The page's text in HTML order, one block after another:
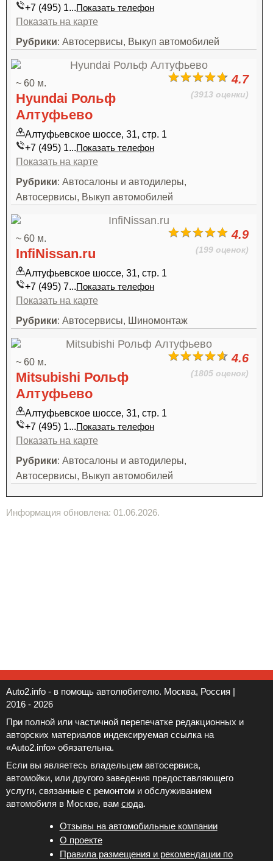
+7 (495) 1...Показать телефон
Показать на карте
Рубрики: Автосервисы, Выкуп автомобилей
4.7
(3913 оценки)
~ 60 м.
Hyundai Рольф
Алтуфьево
Алтуфьевское шоссе, 31, стр. 1
+7 (495) 1...Показать телефон
Показать на карте
Рубрики: Автосалоны и автодилеры,
Автосервисы, Выкуп автомобилей
4.9
(199 оценок)
~ 60 м.
InfiNissan.ru
Алтуфьевское шоссе, 31, стр. 1
+7 (495) 7...Показать телефон
Показать на карте
Рубрики: Автосервисы, Шиномонтаж
4.6
(1805 оценок)
~ 60 м.
Mitsubishi Рольф
Алтуфьево
Алтуфьевское шоссе, 31, стр. 1
+7 (495) 1...Показать телефон
Показать на карте
Рубрики: Автосалоны и автодилеры,
Автосервисы, Выкуп автомобилей
Информация обновлена: 01.06.2026.
Auto2.info - в помощь автолюбителю. Москва, Россия |
2016 - 2026
При полной или частичной перепечатке редакционных и
авторских материалов индексируемая ссылка на
«Auto2.info» обязательна.
Если вы являетесь владельцем автосервиса,
автомойки, или другого заведения предоставляющего
услуги, связанные с ремонтом и обслуживанием
автомобиля в Москве, вам сюда.
Отзывы на автомобильные компании